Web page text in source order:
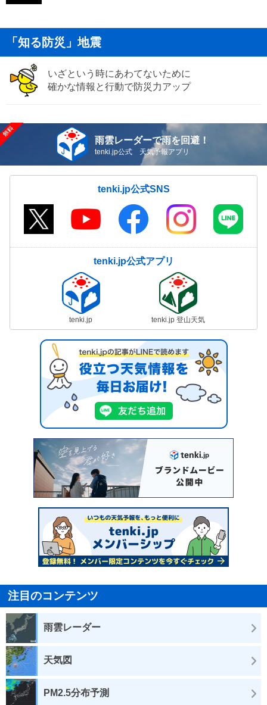
「知る防災」地震
いざという時にあわてないために
確かな情報と行動で防災力アップ
雨雲レーダーで雨を回避！
tenki.jp公式 天気予報アプリ
tenki.jp公式SNS
tenki.jp公式アプリ
tenki.jp tenki.jp 登山天気
注目のコンテンツ
雨雲レーダー
天気図
PM2.5分布予測